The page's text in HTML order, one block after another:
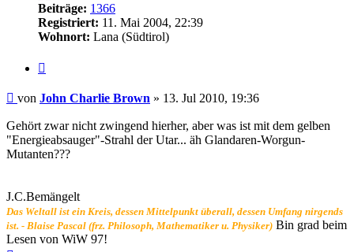
Beiträge: 1366
Registriert: 11. Mai 2004, 22:39
Wohnort: Lana (Südtirol)
Beitrag
von John Charlie Brown » 13. Jul 2010, 19:36
Gehört zwar nicht zwingend hierher, aber was ist mit dem gelben
"Energieabsauger"-Strahl der Utar... äh Glandaren-Worgun-
Mutanten???
J.C.Bemängelt
Das Weltall ist ein Kreis, dessen Mittelpunkt überall, dessen Umfang nirgends
ist. - Blaise Pascal (frz. Philosoph, Mathematiker u. Physiker) Bin grad beim
Lesen von WiW 97!